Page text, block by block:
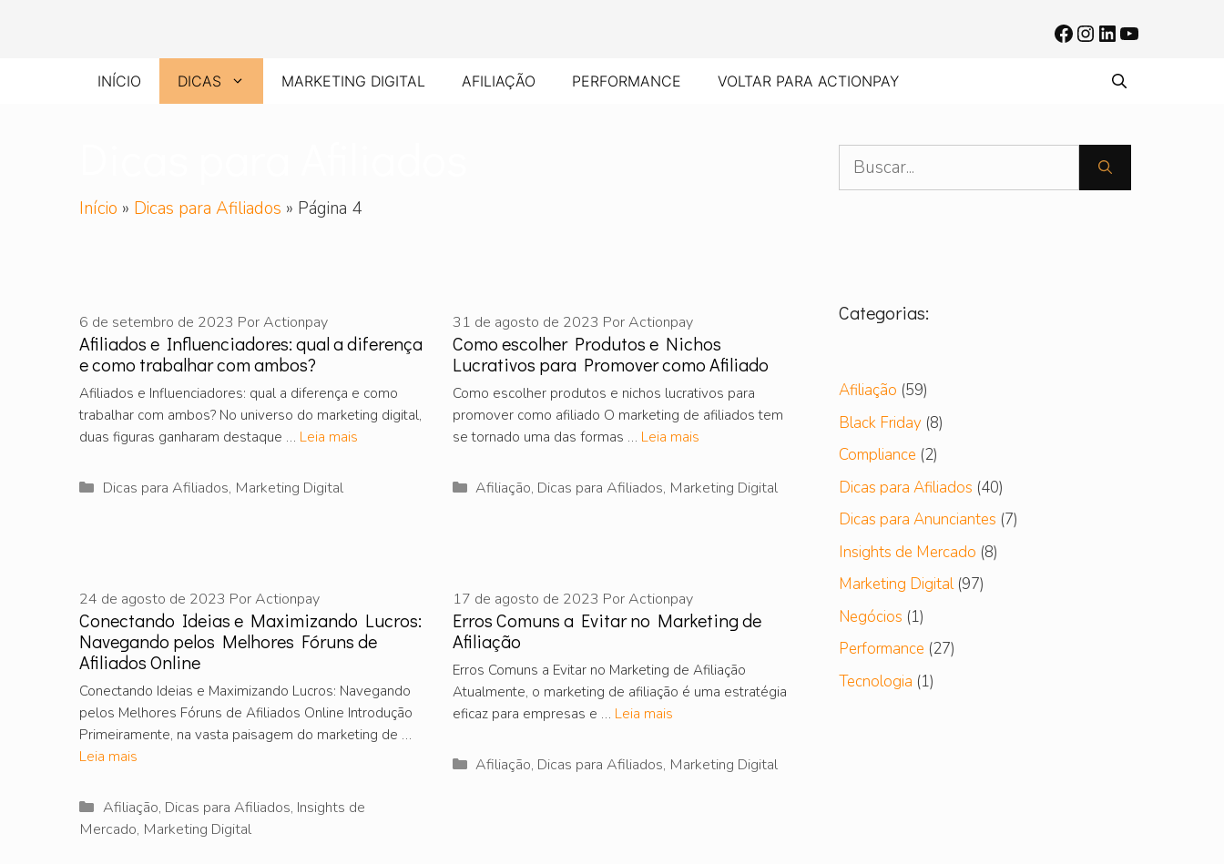
Facebook
Instagram
LinkedIn
Youtube
INÍCIO DICAS MARKETING DIGITAL AFILIAÇÃO PERFORMANCE VOLTAR PARA ACTIONPAY
Início » Dicas para Afiliados » Página 4
Afiliados e Influenciadores: qual a diferença
e como trabalhar com ambos?
6 de setembro de 2023 PorActionpay
Afiliados e Influenciadores: qual a diferença e como
trabalhar com ambos? No universo do marketing digital,
duas figuras ganharam destaque … Leia mais
Categorias
Dicas para Afiliados, Marketing Digital
Como escolher Produtos e Nichos
Lucrativos para Promover como Afiliado
31 de agosto de 2023 PorActionpay
Como escolher produtos e nichos lucrativos para
promover como afiliado O marketing de afiliados tem
se tornado uma das formas … Leia mais
Categorias
Afiliação, Dicas para Afiliados, Marketing Digital
Conectando Ideias e Maximizando Lucros:
Navegando pelos Melhores Fóruns de
Afiliados Online
24 de agosto de 2023 PorActionpay
Conectando Ideias e Maximizando Lucros: Navegando
pelos Melhores Fóruns de Afiliados Online Introdução
Primeiramente, na vasta paisagem do marketing de …
Leia mais
Categorias
Afiliação, Dicas para Afiliados, Insights de
Mercado, Marketing Digital
Erros Comuns a Evitar no Marketing de
Afiliação
17 de agosto de 2023 PorActionpay
Erros Comuns a Evitar no Marketing de Afiliação
Atualmente, o marketing de afiliação é uma estratégia
eficaz para empresas e … Leia mais
Categorias
Afiliação, Dicas para Afiliados, Marketing Digital
Pesquisar
Categorias:
Afiliação (59)
Black Friday (8)
Compliance (2)
Dicas para Afiliados (40)
Dicas para Anunciantes (7)
Insights de Mercado (8)
Marketing Digital(97)
Negócios (1)
Performance (27)
Tecnologia (1)